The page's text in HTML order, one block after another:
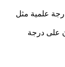
علمية مثل
على درجة